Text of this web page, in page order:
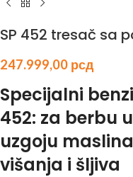
SP 452 tresač sa
247.999,00 рсд
Specijalni
452: za berbu
uzgoju
višanja i šljiva